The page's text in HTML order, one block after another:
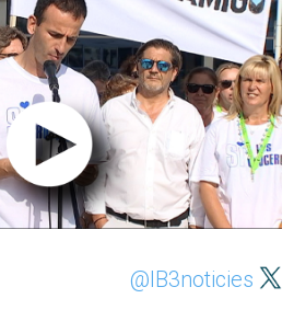
@IB3noticies